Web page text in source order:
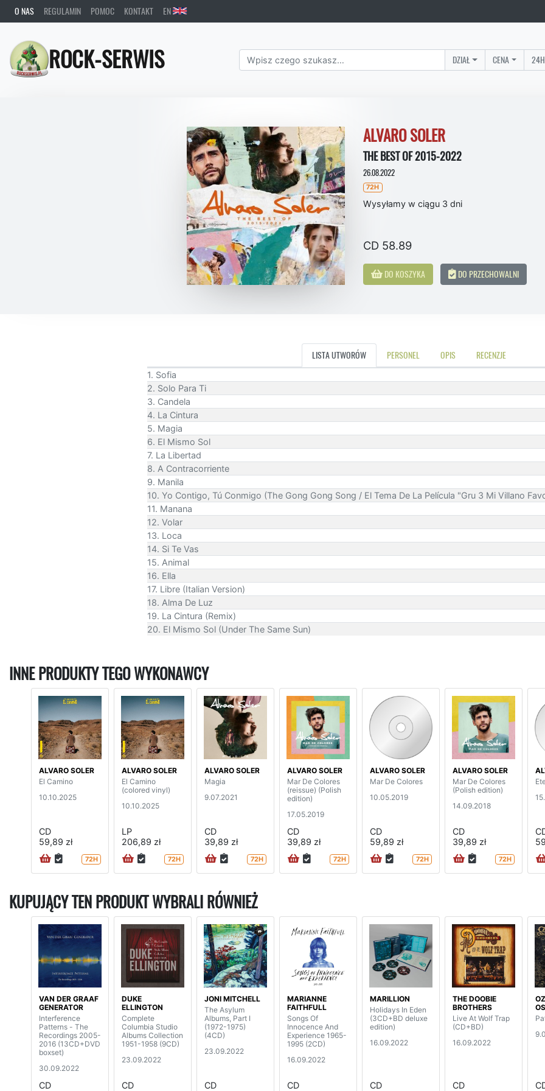
O NAS REGULAMIN POMOC KONTAKT EN
ROCK-SERWIS DZIAŁ CENA
ALVARO SOLER
THE BEST OF 2015-2022
26.08.2022
72H
Wysyłamy w ciągu 3 dni
CD 58.89
DO KOSZYKA DO PRZECHOWALNI
LISTA UTWORÓW PERSONEL OPIS RECENZJE
1. Sofia
2. Solo Para Ti
3. Candela
4. La Cintura
5. Magia
6. El Mismo Sol
7. La Libertad
8. A Contracorriente
9. Manila
10. Yo Contigo, Tú Conmigo (The Gong Gong Song / El Tema De La Película "Gru 3 Mi Villano
11. Manana
12. Volar
13. Loca
14. Si Te Vas
15. Animal
16. Ella
17. Libre (Italian Version)
18. Alma De Luz
19. La Cintura (Remix)
20. El Mismo Sol (Under The Same Sun)
INNE PRODUKTY TEGO WYKONAWCY
ALVARO SOLER
El Camino
10.10.2025
CD
59,89 zł
72H
ALVARO SOLER
El Camino
(colored vinyl)
10.10.2025
LP
206,89 zł
72H
ALVARO SOLER
Magia
9.07.2021
CD
39,89 zł
72H
ALVARO SOLER
Mar De Colores
(reissue) (Polish
edition)
17.05.2019
CD
39,89 zł
72H
ALVARO SOLER
Mar De Colores
10.05.2019
CD
59,89 zł
72H
ALVARO SOLER
Mar De Colores
(Polish edition)
14.09.2018
CD
39,89 zł
72H
KUPUJĄCY TEN PRODUKT WYBRALI RÓWNIEŻ
VAN DER GRAAF
GENERATOR
Interference
Patterns - The
Recordings 2005-
2016 (13CD+DVD
boxset)
30.09.2022
CD
DUKE
ELLINGTON
Complete
Columbia Studio
Albums Collection
1951-1958 (9CD)
23.09.2022
CD
JONI MITCHELL
The Asylum
Albums, Part I
(1972-1975)
(4CD)
23.09.2022
CD
MARIANNE
FAITHFULL
Songs Of
Innocence And
Experience 1965-
1995 (2CD)
16.09.2022
CD
MARILLION
Holidays In Eden
(3CD+BD deluxe
edition)
16.09.2022
CD
THE DOOBIE
BROTHERS
Live At Wolf Trap
(CD+BD)
16.09.2022
CD